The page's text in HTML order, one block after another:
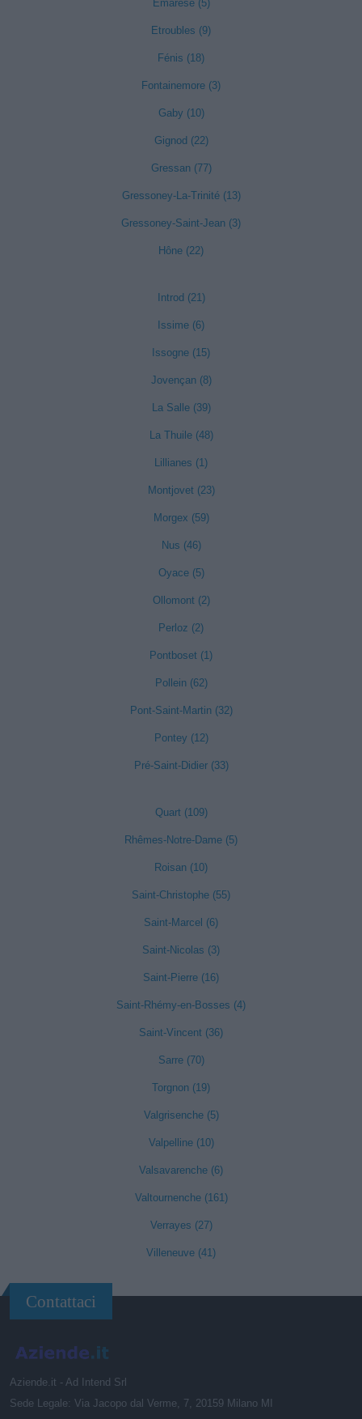
Emarèse (5)
Etroubles (9)
Fénis (18)
Fontainemore (3)
Gaby (10)
Gignod (22)
Gressan (77)
Gressoney-La-Trinité (13)
Gressoney-Saint-Jean (3)
Hône (22)
Introd (21)
Issime (6)
Issogne (15)
Jovençan (8)
La Salle (39)
La Thuile (48)
Lillianes (1)
Montjovet (23)
Morgex (59)
Nus (46)
Oyace (5)
Ollomont (2)
Perloz (2)
Pontboset (1)
Pollein (62)
Pont-Saint-Martin (32)
Pontey (12)
Pré-Saint-Didier (33)
Quart (109)
Rhêmes-Notre-Dame (5)
Roisan (10)
Saint-Christophe (55)
Saint-Marcel (6)
Saint-Nicolas (3)
Saint-Pierre (16)
Saint-Rhémy-en-Bosses (4)
Saint-Vincent (36)
Sarre (70)
Torgnon (19)
Valgrisenche (5)
Valpelline (10)
Valsavarenche (6)
Valtournenche (161)
Verrayes (27)
Villeneuve (41)
Contattaci
Aziende.it - Ad Intend Srl
Sede Legale: Via Jacopo dal Verme, 7, 20159 Milano MI